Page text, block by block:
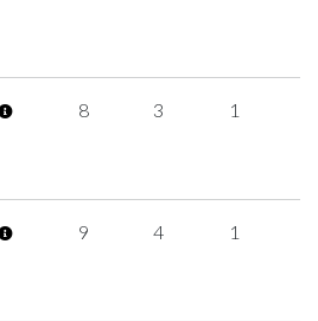
8 3 1
9 4 1